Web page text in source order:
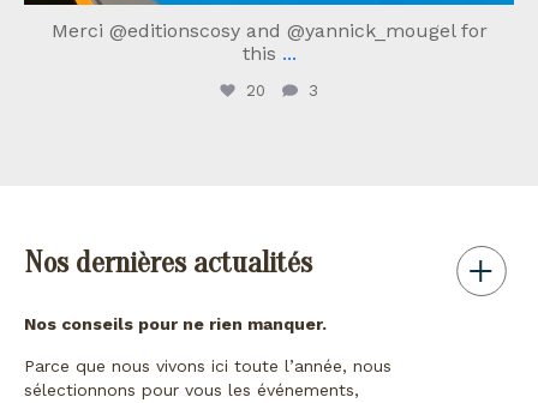
Merci @editionscosy and @yannick_mougel for
this ...
20 3
Nos dernières actualités
Nos conseils pour ne rien manquer.
Parce que nous vivons ici toute l’année, nous
sélectionnons pour vous les événements,